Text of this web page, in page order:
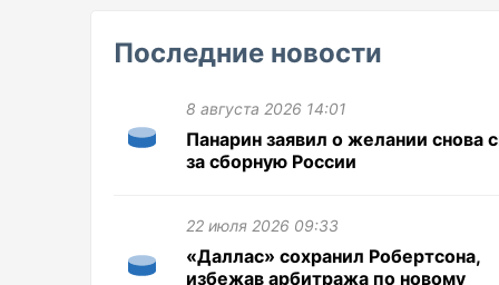
Последние новости
8 августа 2026 14:01
Панарин заявил о желании снова
за сборную России
22 июля 2026 09:33
«Даллас» сохранил Робертсона,
избежав арбитража по новому